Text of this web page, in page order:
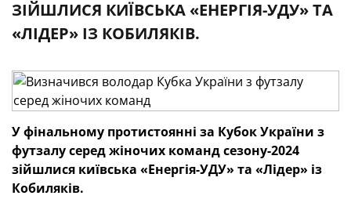
ЗІЙШЛИСЯ КИЇВСЬКА «ЕНЕРГІЯ-УДУ» ТА
«ЛІДЕР» ІЗ КОБИЛЯКІВ.
У фінальному протистоянні за Кубок України з
футзалу серед жіночих команд сезону-2024
зійшлися київська «Енергія-УДУ» та «Лідер» із
Кобиляків.